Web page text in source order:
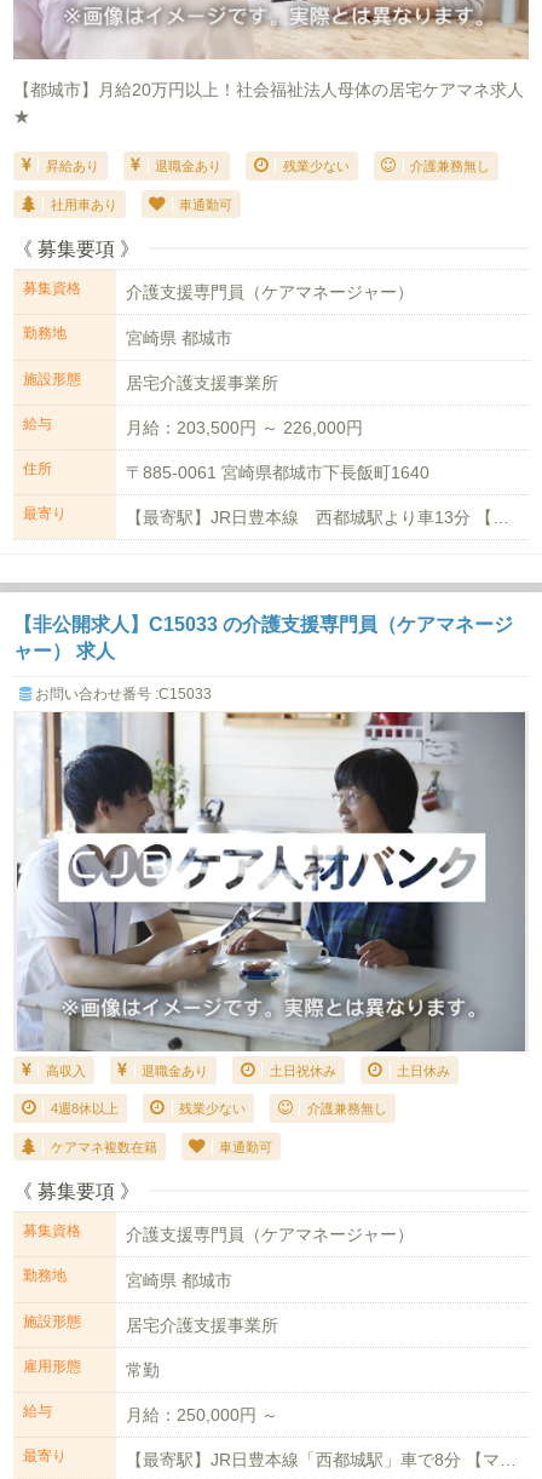
【都城市】月給20万円以上！社会福祉法人母体の居宅ケアマネ求人
★
昇給あり 退職金あり 残業少ない 介護兼務無し
社用車あり 車通勤可
《 募集要項 》
募集資格 介護支援専門員（ケアマネージャー）
勤務地 宮崎県 都城市
施設形態 居宅介護支援事業所
給与 月給：203,500円 ～ 226,000円
住所 〒885-0061 宮崎県都城市下長飯町1640
最寄り
【非公開求人】C15033 の介護支援専門員（ケアマネージ
ャー） 求人
お問い合わせ番号 :C15033
高収入 退職金あり 土日祝休み 土日休み
4週8休以上 残業少ない 介護兼務無し
ケアマネ複数在籍 車通勤可
《 募集要項 》
募集資格 介護支援専門員（ケアマネージャー）
勤務地 宮崎県 都城市
施設形態 居宅介護支援事業所
雇用形態 常勤
給与 月給：250,000円 ～
最寄り